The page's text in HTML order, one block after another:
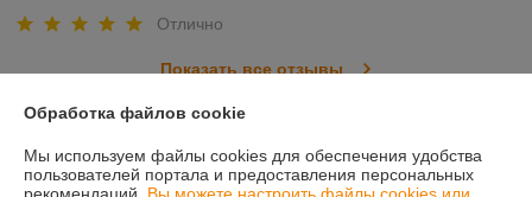
Отлично
Показать все отзывы
О нас
Обработка файлов cookie
Мы используем файлы cookies для обеспечения удобства
пользователей портала и предоставления персональных